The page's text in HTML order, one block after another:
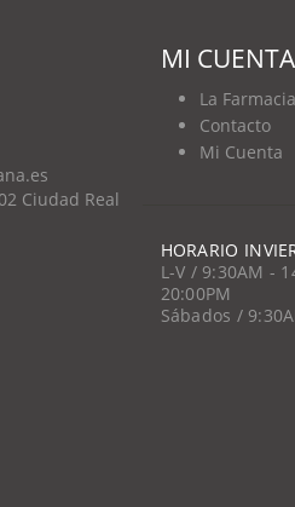
Ciudad Real
MI CUENTA
La Farmacia
Contacto
Mi Cuenta
HORARIO
L-V / 9:30AM -
20:00PM
Sábados /